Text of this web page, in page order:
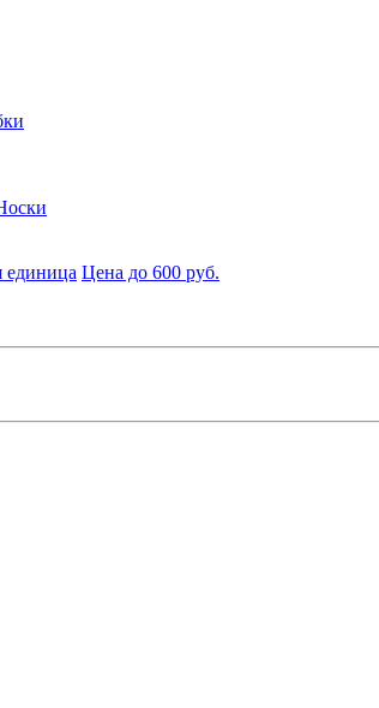
единица Цена до 600 руб.